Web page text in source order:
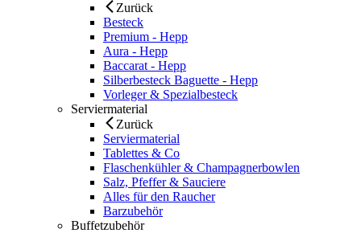
Zurück
Besteck
Premium - Hepp
Aura - Hepp
Baccarat - Hepp
Silberbesteck Baguette - Hepp
Vorleger & Spezialbesteck
Serviermaterial
Zurück
Serviermaterial
Tablettes & Co
Flaschenkühler & Champagnerbowlen
Salz, Pfeffer & Sauciere
Alles für den Raucher
Barzubehör
Buffetzubehör